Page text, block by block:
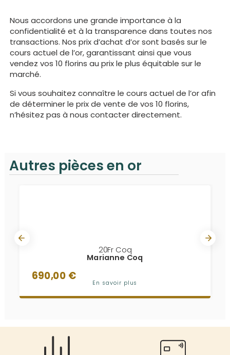
Nous accordons une grande importance à la
confidentialité et à la transparence dans toutes nos
transactions. Nos prix d’achat d’or sont basés sur le
cours actuel de l’or, garantissant ainsi que vous
vendez vos 10 florins au prix le plus équitable sur le
marché.
Si vous souhaitez connaître le cours actuel de l’or afin
de déterminer le prix de vente de vos 10 florins,
n’hésitez pas à nous contacter directement.
Autres pièces en or
20Fr Coq
Marianne Coq
690,00 €
En savoir plus